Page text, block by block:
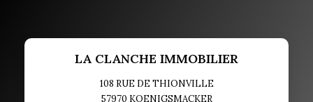
LA CLANCHE IMMOBILIER
108 RUE DE THIONVILLE
57970 KOENIGSMACKER